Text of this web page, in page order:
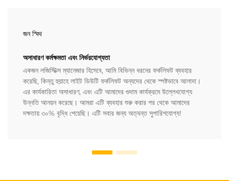
জন স্মিথ
অসাধারণ কর্মক্ষমতা এবং নির্ভরযোগ্যতা
একজন লজিস্টিক্স ম্যানেজার হিসেবে, আমি বিভিন্ন ধরনের ফর্কলিফট ব্যবহার
করেছি, কিন্তু হুয়াহে লাইট ডিউটি ফর্কলিফট অন্যদের থেকে স্পষ্টভাবে আলাদা।
এর কার্যকারিতা অসাধারণ, এবং এটি আমাদের গুদাম কার্যক্রমে উল্লেখযোগ্য
উন্নতি আনয়ন করেছে। আমরা এটি ব্যবহার শুরু করার পর থেকে আমাদের
দক্ষতায় ৩০% বৃদ্ধি পেয়েছি। এটি সবার জন্য অত্যন্ত সুপারিশযোগ্য!